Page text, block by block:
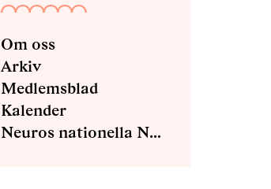
Om oss
Arkiv
Medlemsblad
Kalender
Neuros nationella NMD-grupp